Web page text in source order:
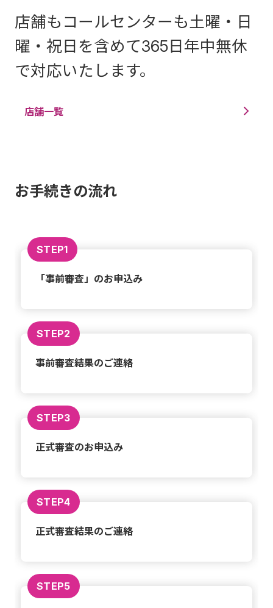
店舗もコールセンターも土曜・日
曜・祝日を含めて365日年中無休
で対応いたします。
店舗一覧
お手続きの流れ
STEP1
「事前審査」のお申込み
STEP2
事前審査結果のご連絡
STEP3
正式審査のお申込み
STEP4
正式審査結果のご連絡
STEP5